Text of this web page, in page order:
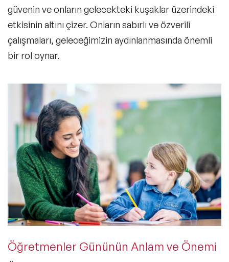
güvenin ve onların gelecekteki kuşaklar üzerindeki
etkisinin altını çizer. Onların sabırlı ve özverili
çalışmaları, geleceğimizin aydınlanmasında önemli
bir rol oynar.
Öğretmenler Gününün Anlam ve Önemi